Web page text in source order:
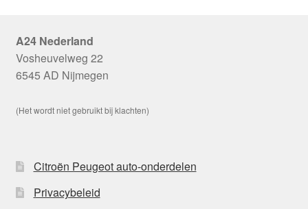
A24 Nederland
Vosheuvelweg 22
6545 AD Nijmegen
(Het wordt niet gebruikt bij klachten)
Citroën Peugeot auto-onderdelen
Privacybeleid